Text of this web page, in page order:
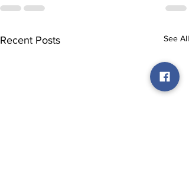
Recent Posts See All